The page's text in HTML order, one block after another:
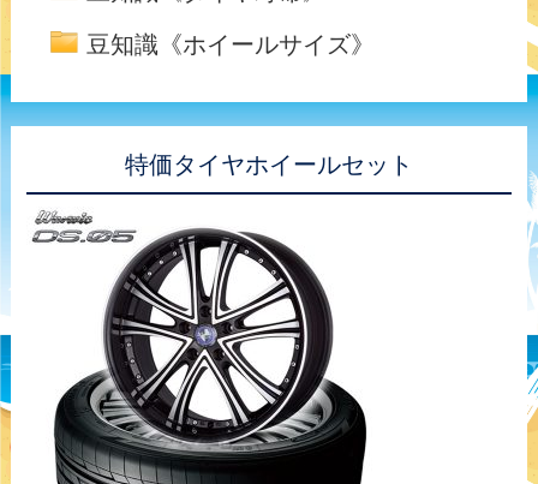
豆知識《ホイールサイズ》
特価タイヤホイールセット